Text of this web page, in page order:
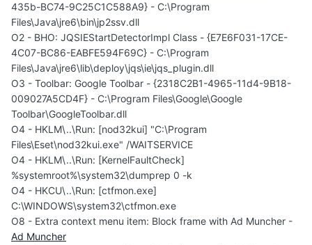
435b-BC74-9C25C1C588A9} - C:\Program
Files\Java\jre6\bin\jp2ssv.dll
O2 - BHO: JQSIEStartDetectorImpl Class - {E7E6F031-17CE-
4C07-BC86-EABFE594F69C} - C:\Program
Files\Java\jre6\lib\deploy\jqs\ie\jqs_plugin.dll
O3 - Toolbar: Google Toolbar - {2318C2B1-4965-11d4-9B18-
009027A5CD4F} - C:\Program Files\Google\Google
Toolbar\GoogleToolbar.dll
O4 - HKLM\..\Run: [nod32kui] "C:\Program
Files\Eset\nod32kui.exe" /WAITSERVICE
O4 - HKLM\..\Run: [KernelFaultCheck]
%systemroot%\system32\dumprep 0 -k
O4 - HKCU\..\Run: [ctfmon.exe]
C:\WINDOWS\system32\ctfmon.exe
O8 - Extra context menu item: Block frame with Ad Muncher -
Ad Muncher